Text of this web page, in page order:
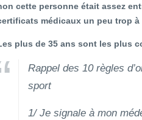
cette personne était assez
médicaux un peu trop à
plus de 35 ans sont les plus
Rappel des 10 règles
sport
1/ Je signale à mon